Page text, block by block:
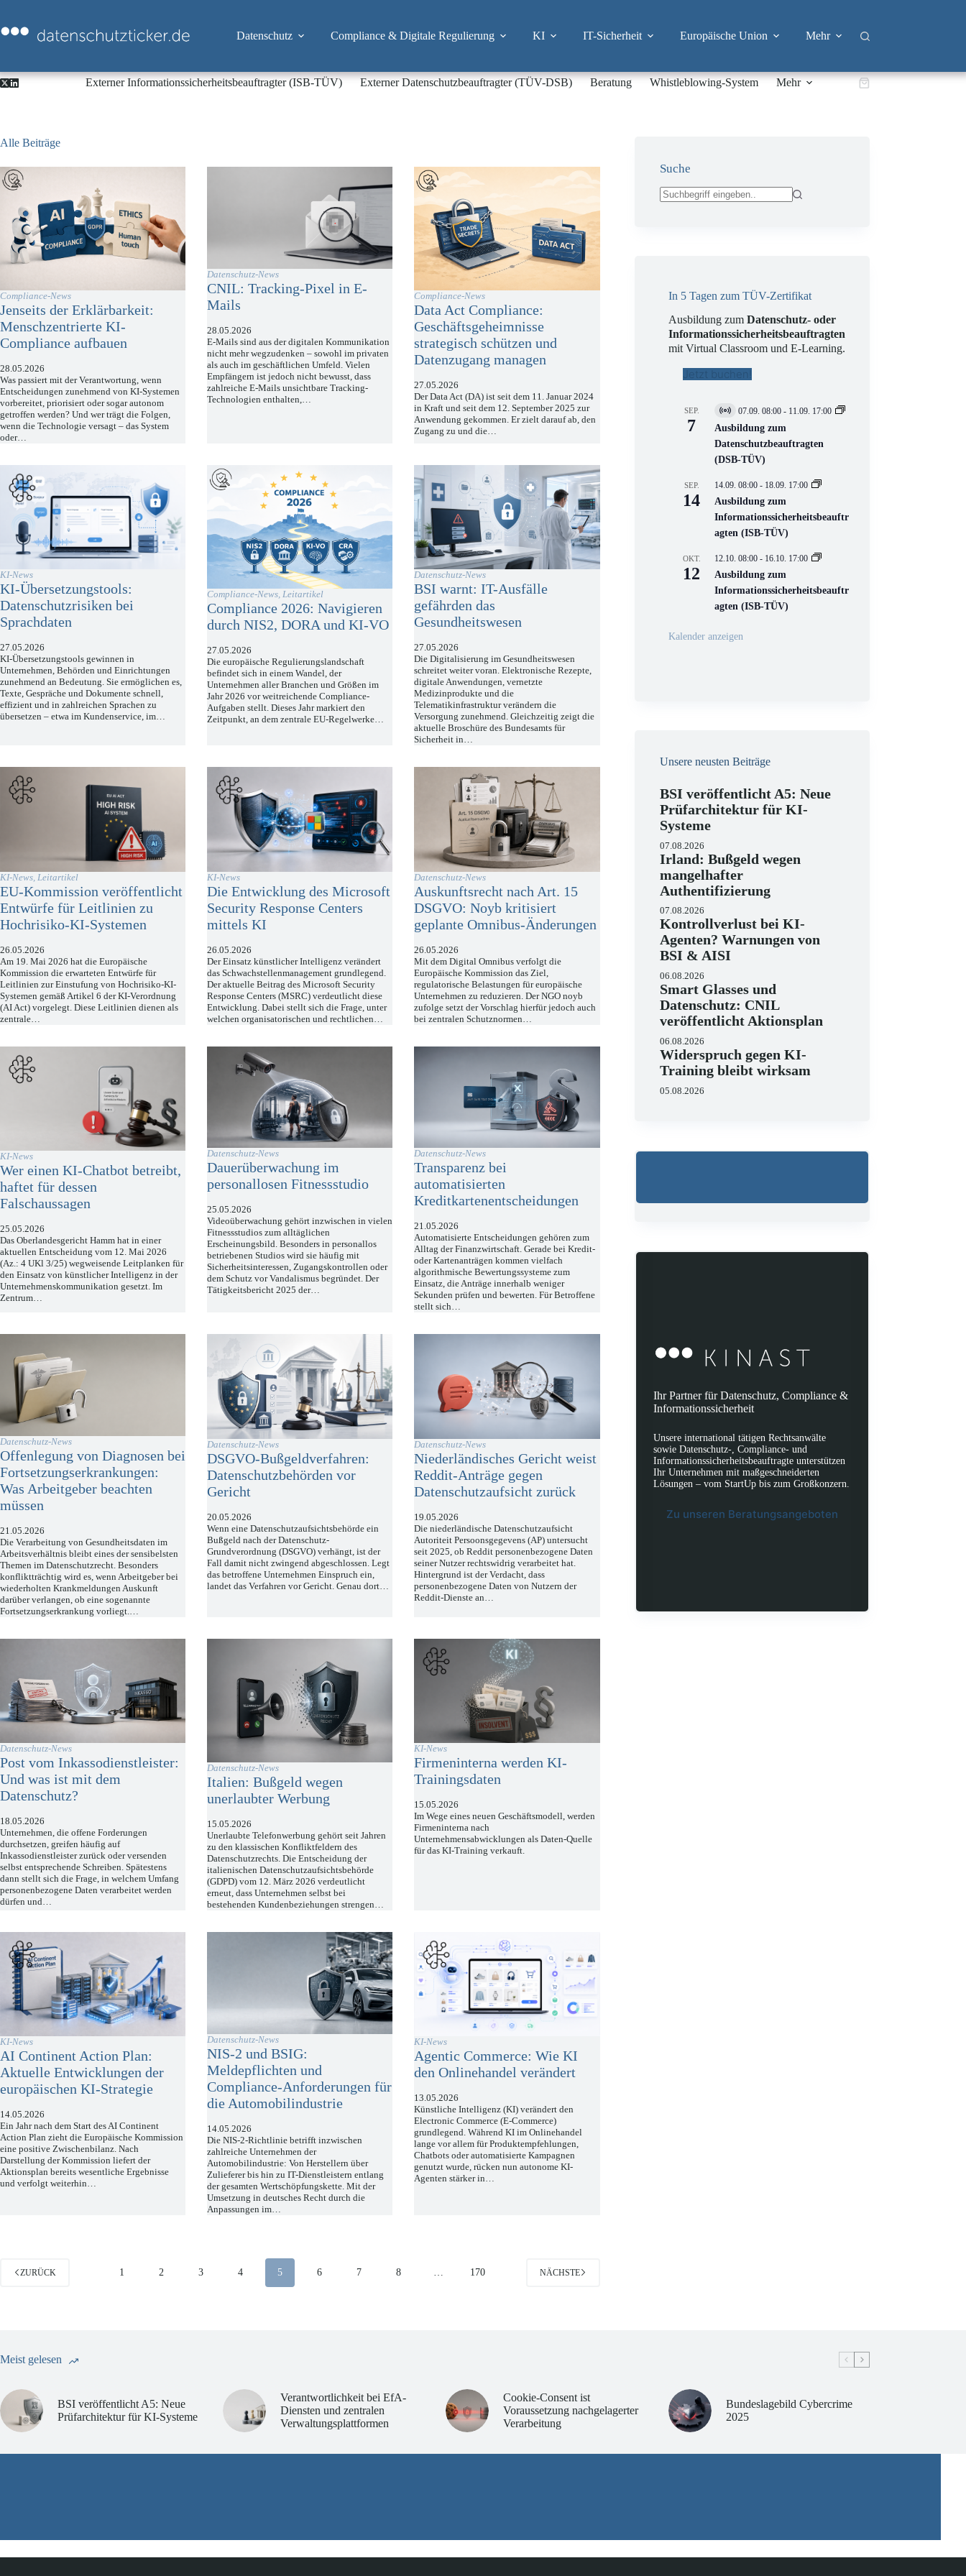
springen
Datenschutz Compliance & Digitale Regulierung KI IT-Sicherheit Europäische Union Mehr
Externer Informationssicherheitsbeauftragter (ISB-TÜV) Externer Datenschutzbeauftragter (TÜV-DSB) Beratung Whistleblowing-System Mehr Warenkorb
Alle Beiträge
Compliance-News
Jenseits der Erklärbarkeit:
Menschzentrierte KI-
Compliance aufbauen
28.05.2026
Was passiert mit der Verantwortung, wenn
Entscheidungen zunehmend von KI-Systemen
vorbereitet, priorisiert oder sogar autonom
getroffen werden? Und wer trägt die Folgen,
wenn die Technologie versagt – das System
oder…
Datenschutz-News
CNIL: Tracking-Pixel in E-
Mails
28.05.2026
E-Mails sind aus der digitalen Kommunikation
nicht mehr wegzudenken – sowohl im privaten
als auch im geschäftlichen Umfeld. Vielen
Empfängern ist jedoch nicht bewusst, dass
zahlreiche E-Mails unsichtbare Tracking-
Technologien enthalten,…
Compliance-News
Data Act Compliance:
Geschäftsgeheimnisse
strategisch schützen und
Datenzugang managen
27.05.2026
Der Data Act (DA) ist seit dem 11. Januar 2024
in Kraft und seit dem 12. September 2025 zur
Anwendung gekommen. Er zielt darauf ab, den
Zugang zu und die…
KI-News
KI-Übersetzungstools:
Datenschutzrisiken bei
Sprachdaten
27.05.2026
KI-Übersetzungstools gewinnen in
Unternehmen, Behörden und Einrichtungen
zunehmend an Bedeutung. Sie ermöglichen es,
Texte, Gespräche und Dokumente schnell,
effizient und in zahlreichen Sprachen zu
übersetzen – etwa im Kundenservice, im…
Compliance-News,Leitartikel
Compliance 2026: Navigieren
durch NIS2, DORA und KI-VO
27.05.2026
Die europäische Regulierungslandschaft
befindet sich in einem Wandel, der
Unternehmen aller Branchen und Größen im
Jahr 2026 vor weitreichende Compliance-
Aufgaben stellt. Dieses Jahr markiert den
Zeitpunkt, an dem zentrale EU-Regelwerke…
Datenschutz-News
BSI warnt: IT-Ausfälle
gefährden das
Gesundheitswesen
27.05.2026
Die Digitalisierung im Gesundheitswesen
schreitet weiter voran. Elektronische Rezepte,
digitale Anwendungen, vernetzte
Medizinprodukte und die
Telematikinfrastruktur verändern die
Versorgung zunehmend. Gleichzeitig zeigt die
aktuelle Broschüre des Bundesamts für
Sicherheit in…
KI-News Leitartikel
EU-Kommission veröffentlicht
Entwürfe für Leitlinien zu
Hochrisiko-KI-Systemen
26.05.2026
Am 19. Mai 2026 hat die Europäische
Kommission die erwarteten Entwürfe für
Leitlinien zur Einstufung von Hochrisiko-KI-
Systemen gemäß Artikel 6 der KI-Verordnung
(AI Act) vorgelegt. Diese Leitlinien dienen als
zentrale…
KI-News
Die Entwicklung des Microsoft
Security Response Centers
mittels KI
26.05.2026
Der Einsatz künstlicher Intelligenz verändert
das Schwachstellenmanagement grundlegend.
Der aktuelle Beitrag des Microsoft Security
Response Centers (MSRC) verdeutlicht diese
Entwicklung. Dabei stellt sich die Frage, unter
welchen organisatorischen und rechtlichen…
Datenschutz-News
Auskunftsrecht nach Art. 15
DSGVO: Noyb kritisiert
geplante Omnibus-Änderungen
26.05.2026
Mit dem Digital Omnibus verfolgt die
Europäische Kommission das Ziel,
regulatorische Belastungen für europäische
Unternehmen zu reduzieren. Der NGO noyb
zufolge setzt der Vorschlag hierfür jedoch auch
bei zentralen Schutznormen…
KI-News
Wer einen KI-Chatbot betreibt,
haftet für dessen
Falschaussagen
25.05.2026
Das Oberlandesgericht Hamm hat in einer
aktuellen Entscheidung vom 12. Mai 2026
(Az.: 4 UKl 3/25) wegweisende Leitplanken für
den Einsatz von künstlicher Intelligenz in der
Unternehmenskommunikation gesetzt. Im
Zentrum…
Datenschutz-News
Dauerüberwachung im
personallosen Fitnessstudio
25.05.2026
Videoüberwachung gehört inzwischen in vielen
Fitnessstudios zum alltäglichen
Erscheinungsbild. Besonders in personallos
betriebenen Studios wird sie häufig mit
Sicherheitsinteressen, Zugangskontrollen oder
dem Schutz vor Vandalismus begründet. Der
Tätigkeitsbericht 2025 der…
Datenschutz-News
Transparenz bei
automatisierten
Kreditkartenentscheidungen
21.05.2026
Automatisierte Entscheidungen gehören zum
Alltag der Finanzwirtschaft. Gerade bei Kredit-
oder Kartenanträgen kommen vielfach
algorithmische Bewertungssysteme zum
Einsatz, die Anträge innerhalb weniger
Sekunden prüfen und bewerten. Für Betroffene
stellt sich…
Datenschutz-News
Offenlegung von Diagnosen bei
Fortsetzungserkrankungen:
Was Arbeitgeber beachten
müssen
21.05.2026
Die Verarbeitung von Gesundheitsdaten im
Arbeitsverhältnis bleibt eines der sensibelsten
Themen im Datenschutzrecht. Besonders
konfliktträchtig wird es, wenn Arbeitgeber bei
wiederholten Krankmeldungen Auskunft
darüber verlangen, ob eine sogenannte
Fortsetzungserkrankung vorliegt.…
Datenschutz-News
DSGVO-Bußgeldverfahren:
Datenschutzbehörden vor
Gericht
20.05.2026
Wenn eine Datenschutzaufsichtsbehörde ein
Bußgeld nach der Datenschutz-
Grundverordnung (DSGVO) verhängt, ist der
Fall damit nicht zwingend abgeschlossen. Legt
das betroffene Unternehmen Einspruch ein,
landet das Verfahren vor Gericht. Genau dort…
Datenschutz-News
Niederländisches Gericht weist
Reddit-Anträge gegen
Datenschutzaufsicht zurück
19.05.2026
Die niederländische Datenschutzaufsicht
Autoriteit Persoonsgegevens (AP) untersucht
seit 2025, ob Reddit personenbezogene Daten
seiner Nutzer rechtswidrig verarbeitet hat.
Hintergrund ist der Verdacht, dass
personenbezogene Daten von Nutzern der
Reddit-Dienste an…
Datenschutz-News
Post vom Inkassodienstleister:
Und was ist mit dem
Datenschutz?
18.05.2026
Unternehmen, die offene Forderungen
durchsetzen, greifen häufig auf
Inkassodienstleister zurück oder versenden
selbst entsprechende Schreiben. Spätestens
dann stellt sich die Frage, in welchem Umfang
personenbezogene Daten verarbeitet werden
dürfen und…
Datenschutz-News
Italien: Bußgeld wegen
unerlaubter Werbung
15.05.2026
Unerlaubte Telefonwerbung gehört seit Jahren
zu den klassischen Konfliktfeldern des
Datenschutzrechts. Die Entscheidung der
italienischen Datenschutzaufsichtsbehörde
(GDPD) vom 12. März 2026 verdeutlicht
erneut, dass Unternehmen selbst bei
bestehenden Kundenbeziehungen strengen…
KI-News
Firmeninterna werden KI-
Trainingsdaten
15.05.2026
Im Wege eines neuen Geschäftsmodell, werden
Firmeninterna nach
Unternehmensabwicklungen als Daten-Quelle
für das KI-Training verkauft.
KI-News
AI Continent Action Plan:
Aktuelle Entwicklungen der
europäischen KI-Strategie
14.05.2026
Ein Jahr nach dem Start des AI Continent
Action Plan zieht die Europäische Kommission
eine positive Zwischenbilanz. Nach
Darstellung der Kommission liefert der
Aktionsplan bereits wesentliche Ergebnisse
und verfolgt weiterhin…
Datenschutz-News
NIS-2 und BSIG:
Meldepflichten und
Compliance-Anforderungen für
die Automobilindustrie
14.05.2026
Die NIS-2-Richtlinie betrifft inzwischen
zahlreiche Unternehmen der
Automobilindustrie: Von Herstellern über
Zulieferer bis hin zu IT-Dienstleistern entlang
der gesamten Wertschöpfungskette. Mit der
Umsetzung in deutsches Recht durch die
Anpassungen im…
KI-News
Agentic Commerce: Wie KI
den Onlinehandel verändert
13.05.2026
Künstliche Intelligenz (KI) verändert den
Electronic Commerce (E-Commerce)
grundlegend. Während KI im Onlinehandel
lange vor allem für Produktempfehlungen,
Chatbots oder automatisierte Kampagnen
genutzt wurde, rücken nun autonome KI-
Agenten stärker in…
ZURÜCK 1 2 3 4 5 6 7 8 170 NÄCHSTE
Suche
In 5 Tagen zum TÜV-Zertifikat
Ausbildung zumDatenschutz- oder
Informationssicherheitsbeauftragten
mit Virtual Classroom und E-Learning.
Jetzt buchen!
SEP.
7
V
i
t
u
l
V
e
r
n
s
t
a
t
n
07.09. 08:00 - 11.09. 17:00
Ausbildung zum
Datenschutzbeauftragten
(DSB-TÜV)
SEP.
14
14.09. 08:00 - 18.09. 17:00
Ausbildung zum
Informationssicherheitsbeauftr
agten (ISB-TÜV)
OKT.
12
12.10. 08:00 - 16.10. 17:00
Ausbildung zum
Informationssicherheitsbeauftr
agten (ISB-TÜV)
Kalender anzeigen
Unsere neusten Beiträge
BSI veröffentlicht A5: Neue
Prüfarchitektur für KI-
Systeme
07.08.2026
Irland: Bußgeld wegen
mangelhafter
Authentifizierung
07.08.2026
Kontrollverlust bei KI-
Agenten? Warnungen von
BSI & AISI
06.08.2026
Smart Glasses und
Datenschutz: CNIL
veröffentlicht Aktionsplan
06.08.2026
Widerspruch gegen KI-
Training bleibt wirksam
05.08.2026
Ihr Partner für Datenschutz, Compliance &
Informationssicherheit
Unsere international tätigen Rechtsanwälte
sowie Datenschutz-, Compliance- und
Informationssicherheitsbeauftragte unterstützen
Ihr Unternehmen mit maßgeschneiderten
Lösungen – vom StartUp bis zum Großkonzern.
Zu unseren Beratungsangeboten
Meist gelesen
BSI veröffentlicht A5: Neue
Prüfarchitektur für KI-Systeme
Verantwortlichkeit bei EfA-
Diensten und zentralen
Verwaltungsplattformen
Cookie-Consent ist
Voraussetzung nachgelagerter
Verarbeitung
Bundeslagebild Cybercrime
2025